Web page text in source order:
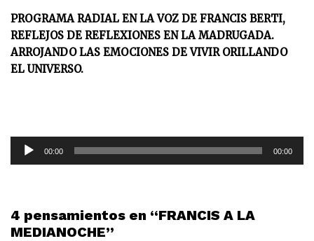
PROGRAMA RADIAL EN LA VOZ DE FRANCIS BERTI,
REFLEJOS DE REFLEXIONES EN LA MADRUGADA.
ARROJANDO LAS EMOCIONES DE VIVIR ORILLANDO
EL UNIVERSO.
o
d
00:00 00:00
4 pensamientos en “FRANCIS A LA
MEDIANOCHE”